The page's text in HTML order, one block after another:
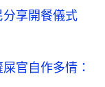
享開餐儀式
官自作多情：